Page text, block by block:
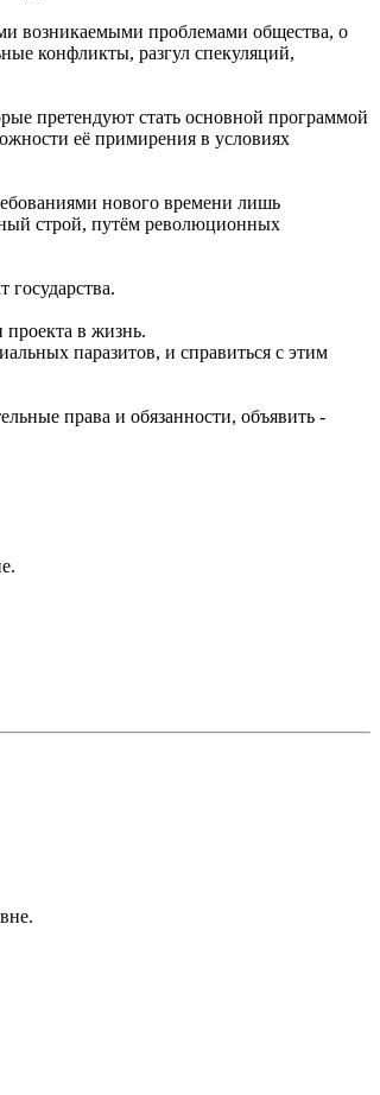
возникаемыми проблемами общества, о
конфликты, разгул спекуляций,
претендуют стать основной программой
её примирения в условиях
нового времени лишь
строй, путём революционных
государства.
проекта в жизнь.
паразитов, и справиться с этим
права и обязанности, объявить -